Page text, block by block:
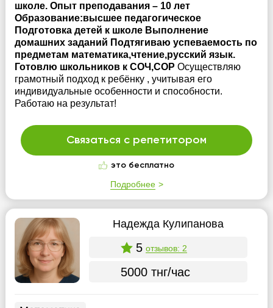
школе. Опыт преподавания – 10 лет
Образование:высшее педагогическое
Подготовка детей к школе Выполнение
домашних заданий Подтягиваю успеваемость по
предметам математика,чтение,русский язык.
Готовлю школьников к СОЧ,СОР Осуществляю
грамотный подход к ребёнку , учитывая его
индивидуальные особенности и способности.
Работаю на результат!
Связаться с репетитором
это бесплатно
Подробнее
Надежда Кулипанова
5 отзывов: 2
5000 тнг/час